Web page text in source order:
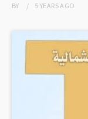
BY 5 YEARSAGO